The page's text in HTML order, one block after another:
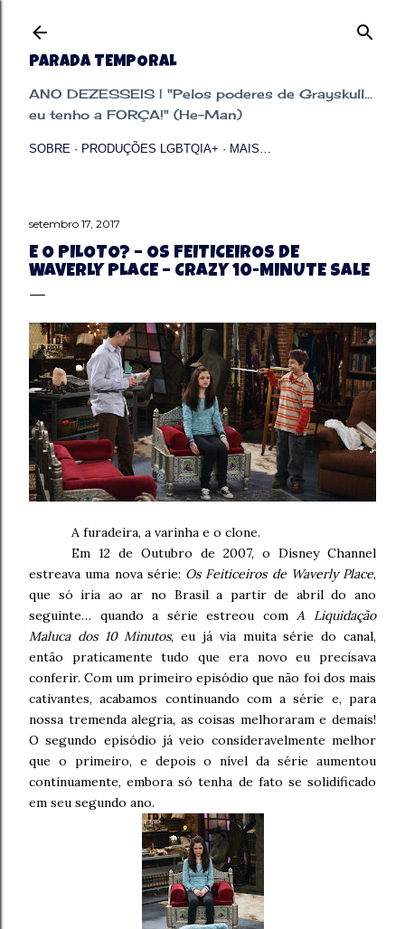
PARADA TEMPORAL
ANO DEZESSEIS | "Pelos poderes de Grayskull...
eu tenho a FORÇA!" (He-Man)
SOBRE PRODUÇÕES LGBTQIA+ MAIS…
setembro 17, 2017
E O PILOTO? – OS FEITICEIROS DE
WAVERLY PLACE – CRAZY 10-MINUTE SALE
A furadeira, a varinha e o clone.
Em 12 de Outubro de 2007, o Disney Channel
estreava uma nova série: Os Feiticeiros de Waverly Place,
que só iria ao ar no Brasil a partir de abril do ano
seguinte… quando a série estreou comA Liquidação
Maluca dos 10 Minutos, eu já via muita série do canal,
então praticamente tudo que era novo eu precisava
conferir. Com um primeiro episódio que não foi dos mais
cativantes, acabamos continuando com a série e, para
nossa tremenda alegria, as coisas melhoraram e demais!
O segundo episódio já veio consideravelmente melhor
que o primeiro, e depois o nível da série aumentou
continuamente, embora só tenha de fato se solidificado
em seu segundo ano.